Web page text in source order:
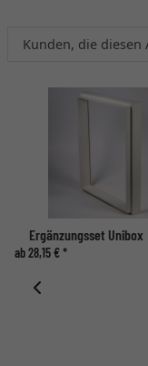
Kunden, die
Ergänzungsset Unibox
ab 28,15 € *